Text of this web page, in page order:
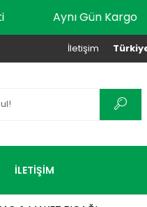
Aynı Gün
İletişim
İLETİŞİM